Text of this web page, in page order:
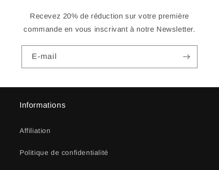
Recevez 20% de réduction sur votre première
commande en vous inscrivant à notre Newsletter.
E-mail
Informations
Affiliation
Politique de confidentialité